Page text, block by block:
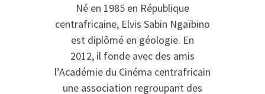
Né en 1985 en République
centrafricaine, Elvis Sabin Ngaïbino
est diplômé en géologie. En
2012, il fonde avec des amis
l’Académie du Cinéma centrafricain
une association regroupant des